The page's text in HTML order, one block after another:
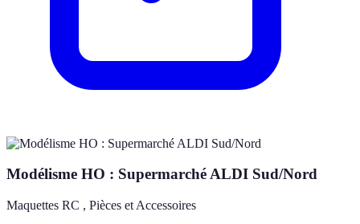
Modélisme HO : Supermarché ALDI Sud/Nord
Maquettes RC , Pièces et Accessoires